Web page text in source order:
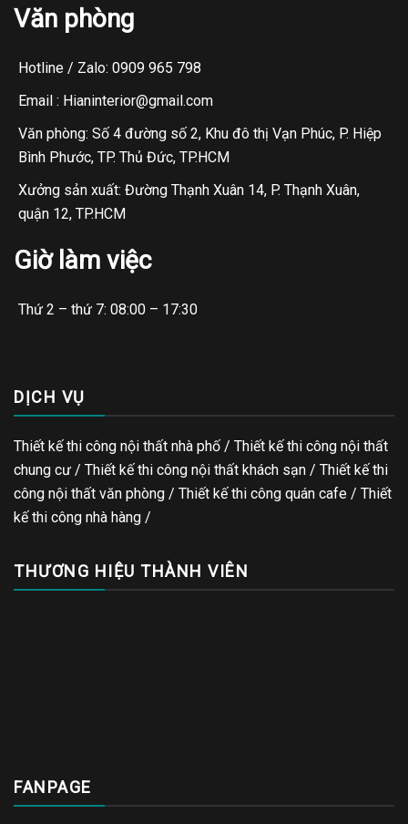
Văn phòng
Hotline / Zalo: 0909 965 798
Email : Hianinterior@gmail.com
Văn phòng: Số 4 đường số 2, Khu đô thị Vạn Phúc, P. Hiệp
Bình Phước, TP. Thủ Đức, TP.HCM
Xưởng sản xuất: Đường Thạnh Xuân 14, P. Thạnh Xuân,
quận 12, TP.HCM
Giờ làm việc
Thứ 2 – thứ 7: 08:00 – 17:30
DỊCH VỤ
Thiết kế thi công nội thất nhà phố / Thiết kế thi công nội thất
chung cư / Thiết kế thi công nội thất khách sạn / Thiết kế thi
công nội thất văn phòng / Thiết kế thi công quán cafe / Thiết
kế thi công nhà hàng /
THƯƠNG HIỆU THÀNH VIÊN
FANPAGE